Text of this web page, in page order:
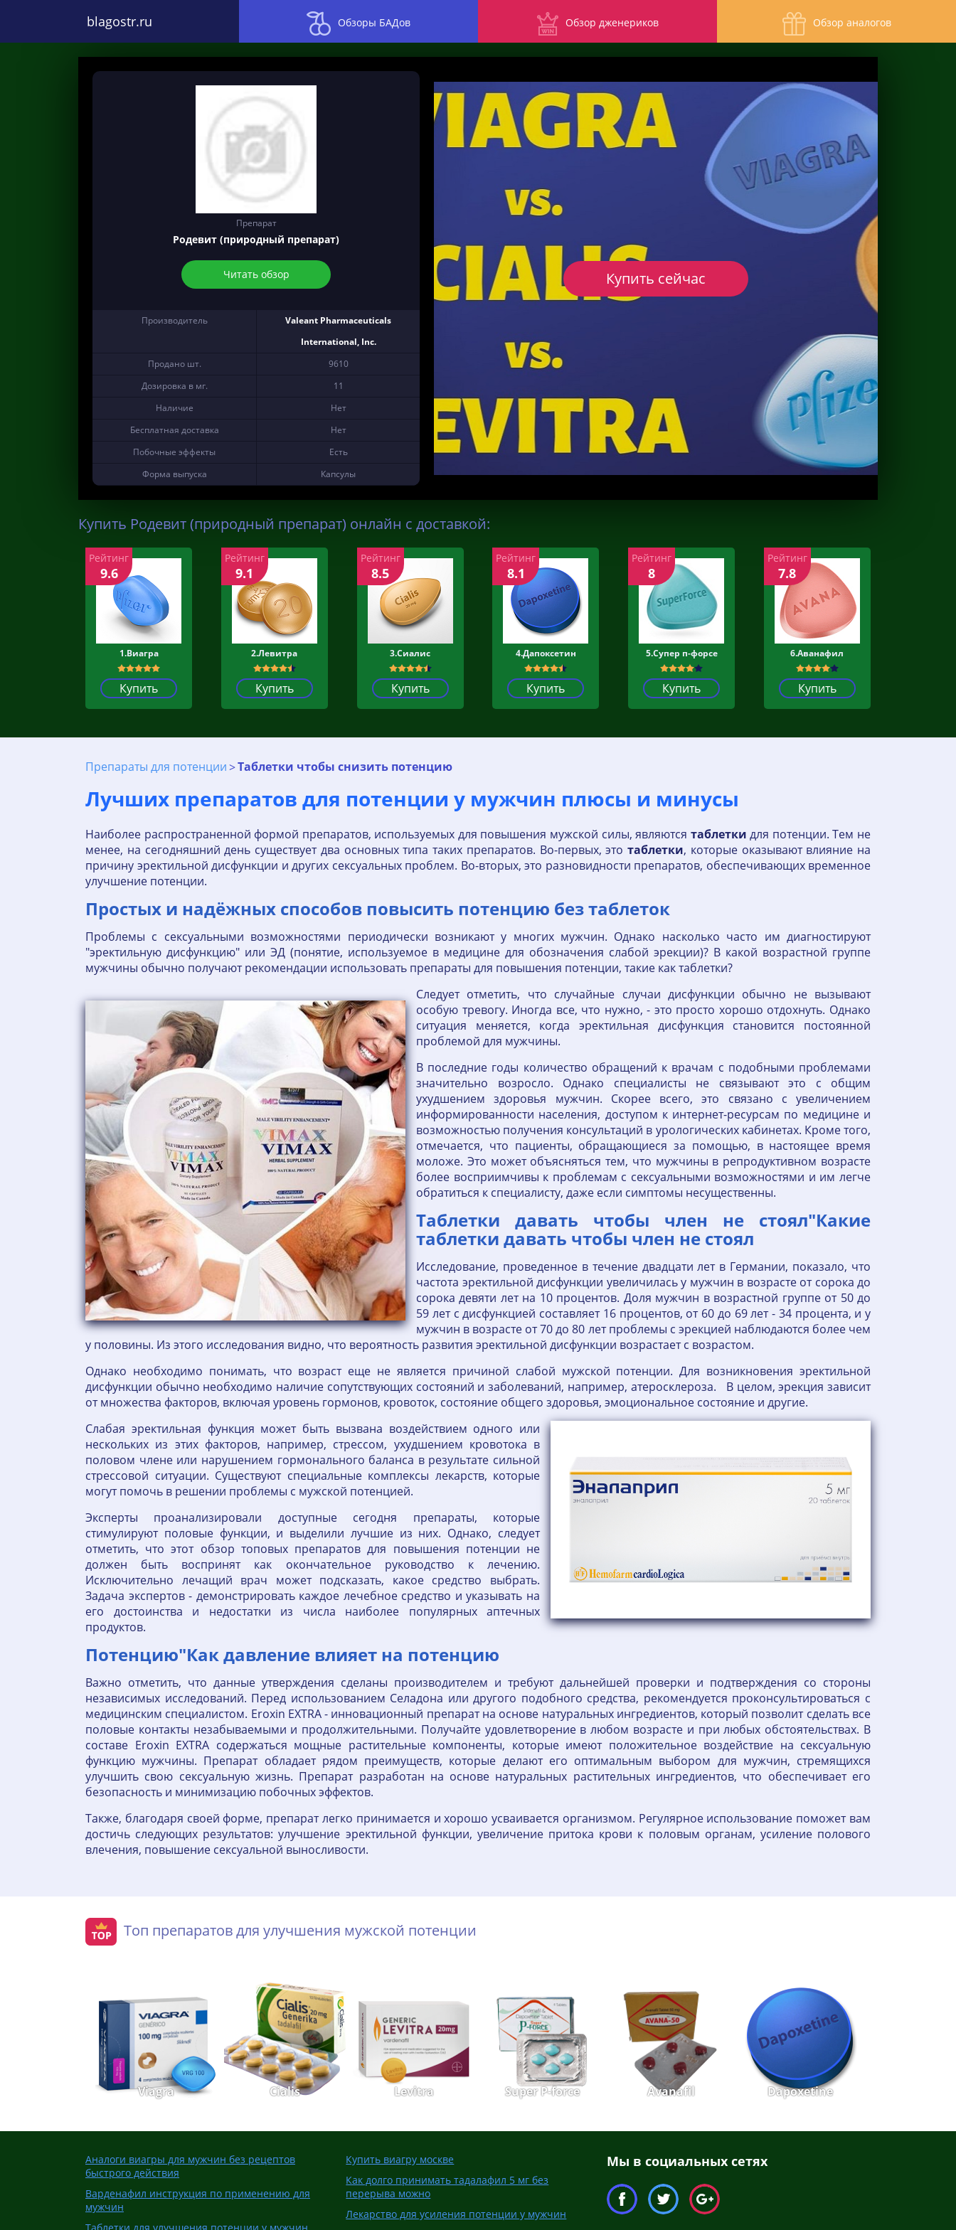
blagostr.ru Обзоры БАДов Обзор дженериков Обзор аналогов
Препарат
Родевит (природный препарат)
Читать обзор
Производитель
Valeant Pharmaceuticals
International, Inc.
Продано шт.
9610
Дозировка в мг.
11
Наличие
Нет
Бесплатная доставка
Нет
Побочные эффекты
Есть
Форма выпуска
Капсулы
Купить сейчас
Купить Родевит (природный препарат) онлайн с доставкой:
1.Виагра
Купить
Рейтинг
9.6
2.Левитра
Купить
Рейтинг
9.1
3.Сиалис
Купить
Рейтинг
8.5
4.Дапоксетин
Купить
Рейтинг
8.1
5.Супер п-форсе
Купить
Рейтинг
8
6.Аванафил
Купить
Рейтинг
7.8
Препараты для потенции Таблетки чтобы снизить потенцию
Лучших препаратов для потенции у мужчин плюсы и минусы
Наиболее распространенной формой препаратов, используемых для повышения мужской силы, являются таблетки для потенции. Тем не
менее, на сегодняшний день существует два основных типа таких препаратов. Во-первых, это таблетки, которые оказывают влияние на
причину эректильной дисфункции и других сексуальных проблем. Во-вторых, это разновидности препаратов, обеспечивающих временное
улучшение потенции.
Простых и надёжных способов повысить потенцию без таблеток
Проблемы с сексуальными возможностями периодически возникают у многих мужчин. Однако насколько часто им диагностируют
"эректильную дисфункцию" или ЭД (понятие, используемое в медицине для обозначения слабой эрекции)? В какой возрастной группе
мужчины обычно получают рекомендации использовать препараты для повышения потенции, такие как таблетки?
Следует отметить, что случайные случаи дисфункции обычно не вызывают
особую тревогу. Иногда все, что нужно, - это просто хорошо отдохнуть. Однако
ситуация меняется, когда эректильная дисфункция становится постоянной
проблемой для мужчины.
В последние годы количество обращений к врачам с подобными проблемами
значительно возросло. Однако специалисты не связывают это с общим
ухудшением здоровья мужчин. Скорее всего, это связано с увеличением
информированности населения, доступом к интернет-ресурсам по медицине и
возможностью получения консультаций в урологических кабинетах. Кроме того,
отмечается, что пациенты, обращающиеся за помощью, в настоящее время
моложе. Это может объясняться тем, что мужчины в репродуктивном возрасте
более восприимчивы к проблемам с сексуальными возможностями и им легче
обратиться к специалисту, даже если симптомы несущественны.
Таблетки давать чтобы член не стоял"Какие
таблетки давать чтобы член не стоял
Исследование, проведенное в течение двадцати лет в Германии, показало, что
частота эректильной дисфункции увеличилась у мужчин в возрасте от сорока до
сорока девяти лет на 10 процентов. Доля мужчин в возрастной группе от 50 до
59 лет с дисфункцией составляет 16 процентов, от 60 до 69 лет - 34 процента, и у
мужчин в возрасте от 70 до 80 лет проблемы с эрекцией наблюдаются более чем
у половины. Из этого исследования видно, что вероятность развития эректильной дисфункции возрастает с возрастом.
Однако необходимо понимать, что возраст еще не является причиной слабой мужской потенции. Для возникновения эректильной
дисфункции обычно необходимо наличие сопутствующих состояний и заболеваний, например, атеросклероза. В целом, эрекция зависит
от множества факторов, включая уровень гормонов, кровоток, состояние общего здоровья, эмоциональное состояние и другие.
Слабая эректильная функция может быть вызвана воздействием одного или
нескольких из этих факторов, например, стрессом, ухудшением кровотока в
половом члене или нарушением гормонального баланса в результате сильной
стрессовой ситуации. Существуют специальные комплексы лекарств, которые
могут помочь в решении проблемы с мужской потенцией.
Эксперты проанализировали доступные сегодня препараты, которые
стимулируют половые функции, и выделили лучшие из них. Однако, следует
отметить, что этот обзор топовых препаратов для повышения потенции не
должен быть воспринят как окончательное руководство к лечению.
Исключительно лечащий врач может подсказать, какое средство выбрать.
Задача экспертов - демонстрировать каждое лечебное средство и указывать на
его достоинства и недостатки из числа наиболее популярных аптечных
продуктов.
Потенцию"Как давление влияет на потенцию
Важно отметить, что данные утверждения сделаны производителем и требуют дальнейшей проверки и подтверждения со стороны
независимых исследований. Перед использованием Селадона или другого подобного средства, рекомендуется проконсультироваться с
медицинским специалистом. Eroxin EXTRA - инновационный препарат на основе натуральных ингредиентов, который позволит сделать все
половые контакты незабываемыми и продолжительными. Получайте удовлетворение в любом возрасте и при любых обстоятельствах. В
составе Eroxin EXTRA содержаться мощные растительные компоненты, которые имеют положительное воздействие на сексуальную
функцию мужчины. Препарат обладает рядом преимуществ, которые делают его оптимальным выбором для мужчин, стремящихся
улучшить свою сексуальную жизнь. Препарат разработан на основе натуральных растительных ингредиентов, что обеспечивает его
безопасность и минимизацию побочных эффектов.
Также, благодаря своей форме, препарат легко принимается и хорошо усваивается организмом. Регулярное использование поможет вам
достичь следующих результатов: улучшение эректильной функции, увеличение притока крови к половым органам, усиление полового
влечения, повышение сексуальной выносливости.
Топ препаратов для улучшения мужской потенции
Viagra Cialis Levitra Super P-force Avanafil Dapoxetine
Аналоги виагры для мужчин без рецептов
быстрого действия
Варденафил инструкция по применению для
мужчин
Купить виагру москве
Как долго принимать тадалафил 5 мг без
перерыва можно
Лекарство для усиления потенции у мужчин
Мы в социальных сетях